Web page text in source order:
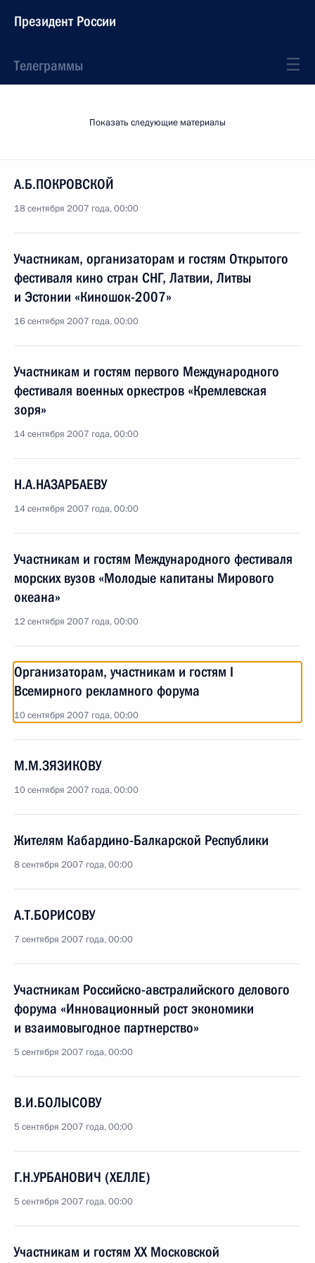
Президент России
Телеграммы
Показать следующие материалы
А.Б.ПОКРОВСКОЙ
18 сентября 2007 года, 00:00
Участникам, организаторам и гостям Открытого
фестиваля кино стран СНГ, Латвии, Литвы
и Эстонии «Киношок-2007»
16 сентября 2007 года, 00:00
Участникам и гостям первого Международного
фестиваля военных оркестров «Кремлевская
зоря»
14 сентября 2007 года, 00:00
Н.А.НАЗАРБАЕВУ
14 сентября 2007 года, 00:00
Участникам и гостям Международного фестиваля
морских вузов «Молодые капитаны Мирового
океана»
12 сентября 2007 года, 00:00
Организаторам, участникам и гостям I
Всемирного рекламного форума
10 сентября 2007 года, 00:00
М.М.ЗЯЗИКОВУ
10 сентября 2007 года, 00:00
Жителям Кабардино-Балкарской Республики
8 сентября 2007 года, 00:00
А.Т.БОРИСОВУ
7 сентября 2007 года, 00:00
Участникам Российско-австралийского делового
форума «Инновационный рост экономики
и взаимовыгодное партнерство»
5 сентября 2007 года, 00:00
В.И.БОЛЫСОВУ
5 сентября 2007 года, 00:00
Г.Н.УРБАНОВИЧ (ХЕЛЛЕ)
5 сентября 2007 года, 00:00
Участникам и гостям XX Московской